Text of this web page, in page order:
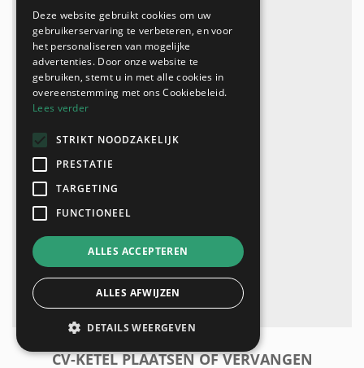
CV-KETEL PLAATSEN OF VERVANGEN
Deze website gebruikt cookies om uw
gebruikerservaring te verbeteren, en voor
het personaliseren van mogelijke
advertenties. Door onze website te
gebruiken, stemt u in met alle cookies in
overeenstemming met ons Cookiebeleid.
Lees verder
STRIKT NOODZAKELIJK
PRESTATIE
TARGETING
FUNCTIONEEL
ALLES ACCEPTEREN
ALLES AFWIJZEN
DETAILS WEERGEVEN